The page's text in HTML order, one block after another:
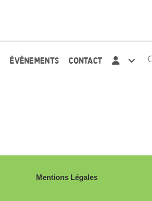
ÉVÈNEMENTS CONTACT
Mentions Légales